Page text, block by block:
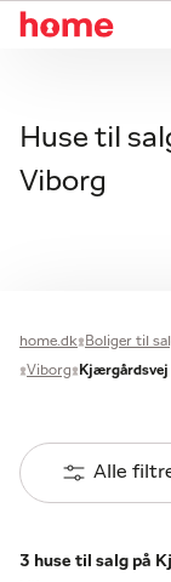
Huse til
Viborg
home.dk Boliger til
Viborg
Kjærgårdsvej
Alle
3 huse til salg på